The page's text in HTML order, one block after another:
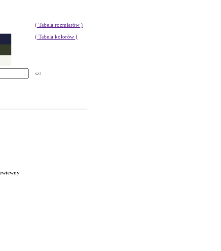
( Tabela rozmiarów )
( Tabela kolorów )
szt